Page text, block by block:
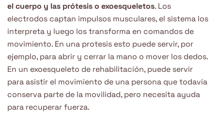
el cuerpo y las prótesis o exoesqueletos. Los
electrodos captan impulsos musculares, el sistema los
interpreta y luego los transforma en comandos de
movimiento. En una protesis esto puede servir, por
ejemplo, para abrir y cerrar la mano o mover los dedos.
En un exoesqueleto de rehabilitación, puede servir
para asistir el movimiento de una persona que todavía
conserva parte de la movilidad, pero necesita ayuda
para recuperar fuerza.